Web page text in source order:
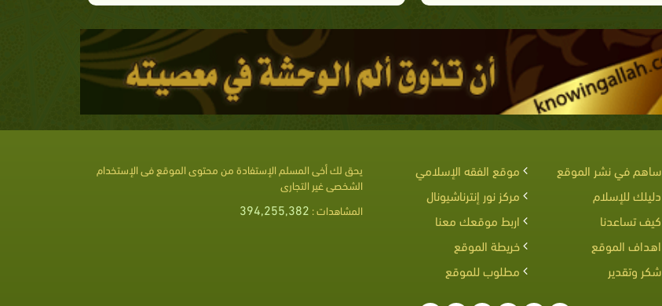
ساهم في نشر الموقع
موقع الفقه الإسلامي
دليلك للإسلام
مركز نور إنترناشيونال
كيف تساعدنا
اربط موقعك معنا
اهداف الموقع
خريطة الموقع
شكر وتقدير
مطلوب للموقع
يحق لك أخى المسلم الإستفادة من محتوى الموقع فى الإستخدام
الشخصى غير التجارى
المشاهدات : 394,255,382